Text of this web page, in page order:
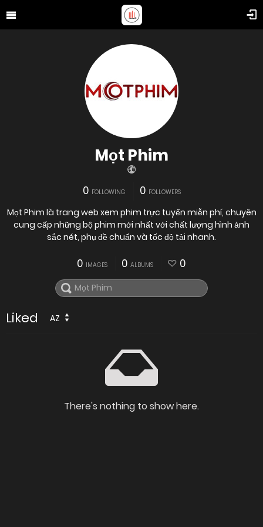
Mọt Phim
0 FOLLOWING 0 FOLLOWERS
Mọt Phim là trang web xem phim trực tuyến miễn phí, chuyên
cung cấp những bộ phim mới nhất với chất lượng hình ảnh
sắc nét, phụ đề chuẩn và tốc độ tải nhanh.
0 IMAGES 0 ALBUMS 0
Liked AZ
There's nothing to show here.